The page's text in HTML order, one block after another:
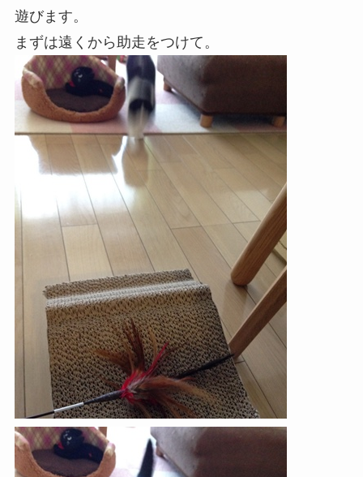
遊びます。
まずは遠くから助走をつけて。